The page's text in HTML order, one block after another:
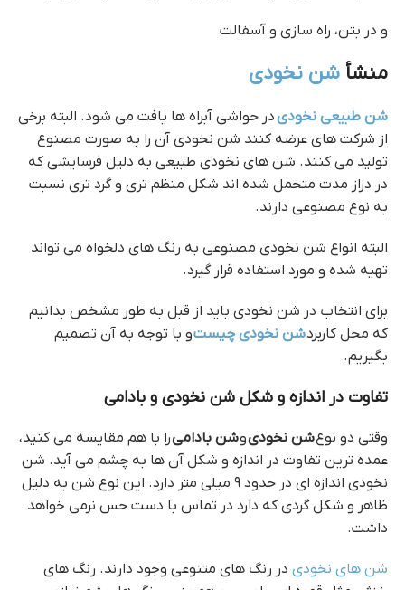
و در بتن، راه سازی و آسفالت
منشأ شن نخودی
شن طبیعی نخودیدر حواشی آبراه ها یافت می شود. البته برخی
از شرکت های عرضه کنند شن نخودی آن را به صورت مصنوع
تولید می کنند. شن های نخودی طبیعی به دلیل فرسایشی که
در دراز مدت متحمل شده اند شکل منظم تری و گرد تری نسبت
به نوع مصنوعی دارند.
البته انواع شن نخودی مصنوعی به رنگ های دلخواه می تواند
تهیه شده و مورد استفاده قرار گیرد.
برای انتخاب در شن نخودی باید از قبل به طور مشخص بدانیم
که محل کاربردشن نخودی چیستو با توجه به آن تصمیم
بگیریم.
تفاوت در اندازه و شکل شن نخودی و بادامی
وقتی دو نوعشن نخودیوشن بادامیرا با هم مقایسه می کنید،
عمده ترین تفاوت در اندازه و شکل آن ها به چشم می آید. شن
نخودی اندازه ای در حدود ۹ میلی متر دارد. این نوع شن به دلیل
ظاهر و شکل گردی که دارد در تماس با دست حس نرمی خواهد
داشت.
شن های نخودی در رنگ های متنوعی وجود دارند. رنگ های